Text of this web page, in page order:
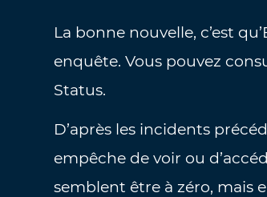
La bonne nouvelle, c’est
enquête. Vous pouvez
Status.
D’après les incidents
empêche de voir ou
semblent être à zéro, mais